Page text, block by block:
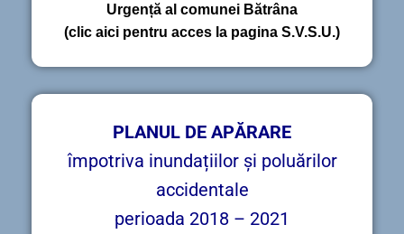
Urgență al comunei Bătrâna
(clic aici pentru acces la pagina S.V.S.U.)
PLANUL DE APĂRARE
împotriva inundațiilor și poluărilor
accidentale
perioada 2018 – 2021